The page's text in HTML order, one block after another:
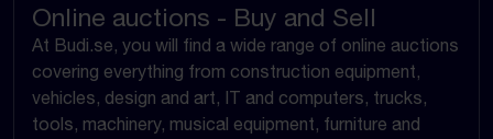
Online auctions - Buy and Sell
At Budi.se, you will find a wide range of online auctions
covering everything from construction equipment,
vehicles, design and art, IT and computers, trucks,
tools, machinery, musical equipment, furniture and